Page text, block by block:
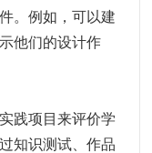
。例如，可以建
他们的设计作
践项目来评价学
知识测试、作品